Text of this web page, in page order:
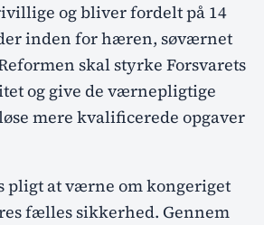
og bliver fordelt på 14
inden for hæren, søværnet
skal styrke Forsvarets
og give de værnepligtige
mere kvalificerede opgaver
pligt at værne om kongeriget
fælles sikkerhed. Gennem